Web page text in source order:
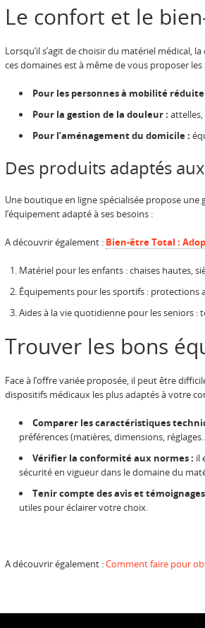
Le confort et le
Lorsqu’il s’agit de choisir du matériel
ces domaines est à même de vous proposer
Pour les personnes à mobilité réduite
Pour la gestion de la douleur :
Pour l’aménagement du domicile :
Des produits adaptés
Une boutique en ligne spécialisée propose
l’équipement adapté à ses besoins :
A découvrir également : Bien-être Total :
Matériel pour les enfants : chaises hautes,
Équipements pour les sportifs : protections
Aides à la vie quotidienne pour les seniors :
Trouver les bons
Face à l’offre variée proposée, il peut être
dispositifs médicaux les plus adaptés à votre
Comparer les caractéristiques
préférences (matières, dimensions,
Vérifier la conformité aux normes : il
sécurité en vigueur dans le domaine du
Tenir compte des avis et
utiles pour éclairer votre choix.
A découvrir également :Comment faire pour